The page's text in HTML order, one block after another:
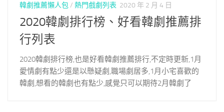
韓劇推薦懶人包/ 熱門戲劇列表 2020 年 2 月 4 日
2020韓劇排行榜、好看韓劇推薦排
行列表
2020韓劇排行榜,也是好看韓劇推薦排行,不定時更新,1月
愛情劇有點少還是以懸疑劇,職場劇居多,1月小宅喜歡的
韓劇,想看的韓劇也有點少,感覺只可以期待2月韓劇了